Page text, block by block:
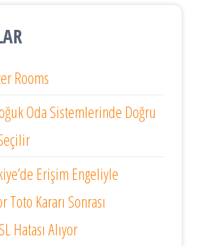
Rooms
Oda Sistemlerinde Doğru
Erişim Engeliyle
Toto Kararı Sonrası
Hatası Alıyor